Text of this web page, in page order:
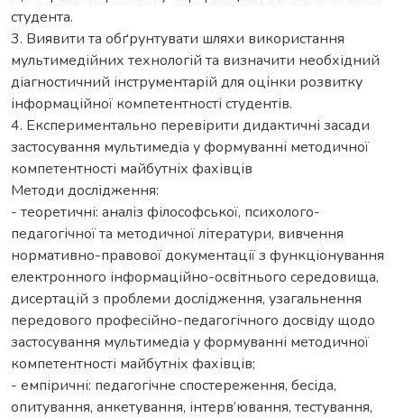
студента.
3. Виявити та обґрунтувати шляхи використання
мультимедійних технологій та визначити необхідний
діагностичний інструментарій для оцінки розвитку
інформаційної компетентності студентів.
4. Експериментально перевірити дидактичні засади
застосування мультимедіа у формуванні методичної
компетентності майбутніх фахівців
Методи дослідження:
- теоретичні: аналіз філософської, психолого-
педагогічної та методичної літератури, вивчення
нормативно-правової документації з функціонування
електронного інформаційно-освітнього середовища,
дисертацій з проблеми дослідження, узагальнення
передового професійно-педагогічного досвіду щодо
застосування мультимедіа у формуванні методичної
компетентності майбутніх фахівців;
- емпіричні: педагогічне спостереження, бесіда,
опитування, анкетування, інтерв’ювання, тестування,